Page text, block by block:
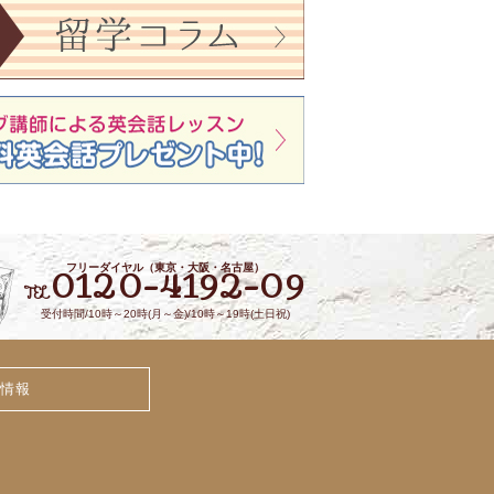
フリーダイヤル（東京・大阪・名古屋）
TEL0120-4192-09
受付時間/10時～20時(月～金)/10時～19時(土日祝)
報